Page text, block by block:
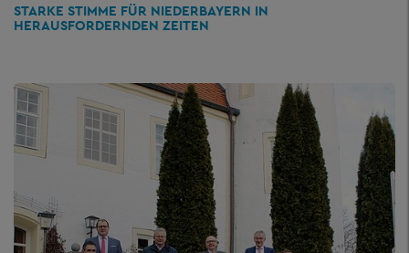
STARKE STIMME FÜR NIEDERBAYERN IN
HERAUSFORDERNDEN ZEITEN